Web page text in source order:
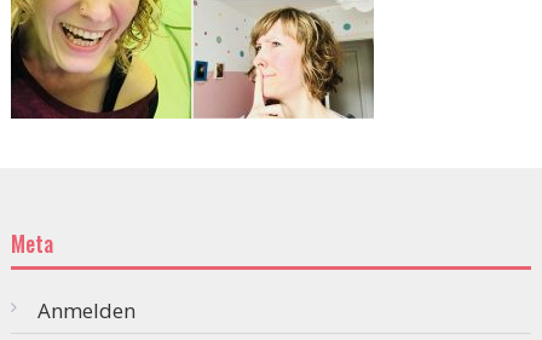
Meta
Anmelden